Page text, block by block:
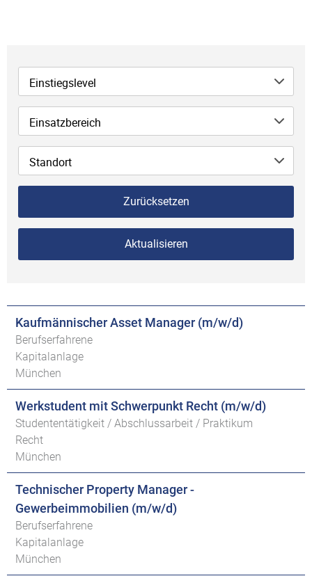
Einstiegslevel
Einsatzbereich
Standort
Zurücksetzen
Aktualisieren
Kaufmännischer Asset Manager (m/w/d)
Berufserfahrene
Kapitalanlage
München
Werkstudent mit Schwerpunkt Recht (m/w/d)
Studententätigkeit / Abschlussarbeit / Praktikum
Recht
München
Technischer Property Manager -
Gewerbeimmobilien (m/w/d)
Berufserfahrene
Kapitalanlage
München